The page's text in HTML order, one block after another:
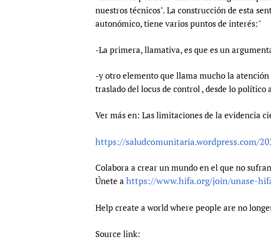
Publications
nuestros técnicos". La construcción de esta
autonómico, tiene varios puntos de interés:"
-La primera, llamativa, es que es un
-y otro elemento que llama mucho la
traslado del locus de control , desde lo político
Ver más en: Las limitaciones de la evidencia
https://saludcomunitaria.wordpress.com/
Colabora a crear un mundo en el que no
Únete a https://www.hifa.org/join/unase-
Help create a world where people are no
Source link: